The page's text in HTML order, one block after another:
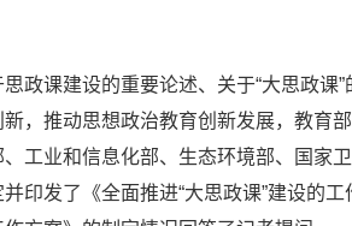
政课建设的重要论述、关于“大思政课
，推动思想政治教育创新发展，教育
工业和信息化部、生态环境部、国家
印发了《全面推进“大思政课”建设的